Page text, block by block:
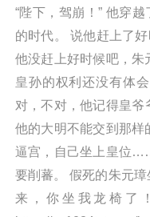
“陛下，驾崩！” 他穿
的时代。 说他赶上了
他没赶上好时候吧，朱
皇孙的权利还没有体
对，不对，他记得皇
他的大明不能交到那样
逼宫，自己坐上皇位
要削蕃。 假死的朱元
来，你坐我龙椅了